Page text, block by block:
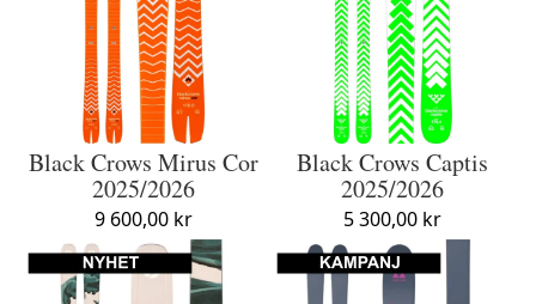
Black Crows Mirus Cor
2025/2026
9 600,00 kr
Black Crows Captis
2025/2026
5 300,00 kr